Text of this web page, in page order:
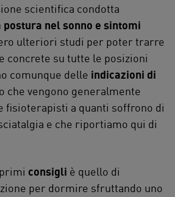
scientifica condotta
nel sonno e sintomi
ulteriori studi per poter trarre
concrete su tutte le posizioni
comunque delle indicazioni di
che vengono generalmente
fisioterapisti a quanti soffrono di
e che riportiamo qui di
consigli è quello di
per dormire sfruttando uno